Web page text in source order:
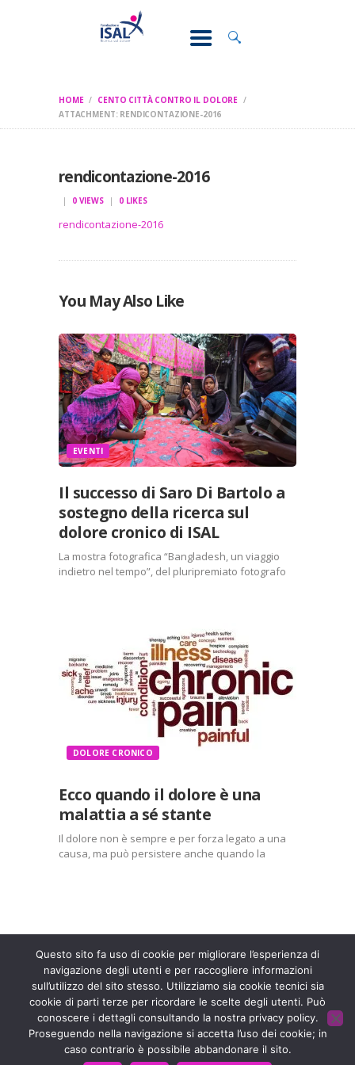
HOME
CENTO CITTÀ CONTRO IL DOLORE
ATTACHMENT: RENDICONTAZIONE-2016
CONOSCI IL
DOLORE
ASSISTENZA
RICERCA
CHI SIAMO
rendicontazione-2016
0 VIEWS 0 LIKES
rendicontazione-2016
You May Also Like
EVENTI
Il successo di Saro Di Bartolo a
sostegno della ricerca sul
dolore cronico di ISAL
La mostra fotografica “Bangladesh, un viaggio
indietro nel tempo”, del pluripremiato fotografo
DOLORE CRONICO
Ecco quando il dolore è una
malattia a sé stante
Il dolore non è sempre e per forza legato a una
causa, ma può persistere anche quando la
Fondazione ISAL © 2026 P. IVA 03932590403
Privacy Policy- Sviluppato da Archimede - A.S.I. srl
Questo sito fa uso di cookie per migliorare l’esperienza di
navigazione degli utenti e per raccogliere informazioni
sull’utilizzo del sito stesso. Utilizziamo sia cookie tecnici sia
cookie di parti terze per ricordare le scelte degli utenti. Può
conoscere i dettagli consultando la nostra privacy policy.
Proseguendo nella navigazione si accetta l’uso dei cookie; in
caso contrario è possibile abbandonare il sito.